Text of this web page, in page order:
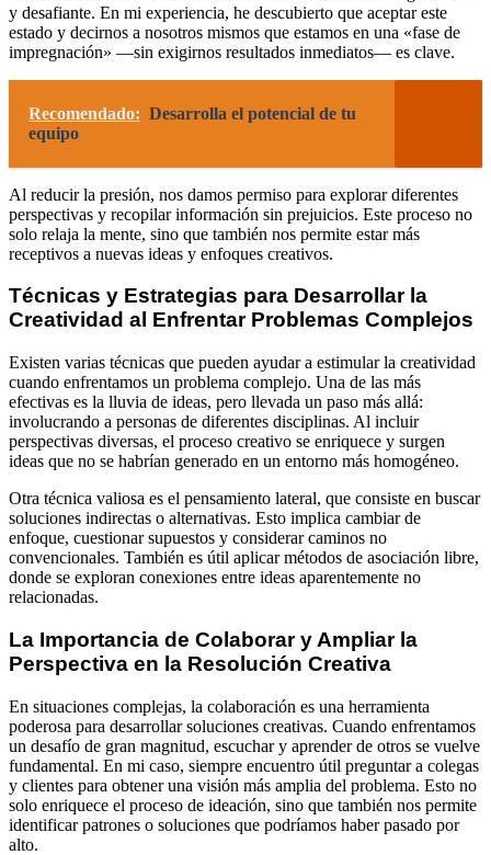
y desafiante. En mi experiencia, he descubierto que aceptar este
estado y decirnos a nosotros mismos que estamos en una «fase de
impregnación» —sin exigirnos resultados inmediatos— es clave.
Recomendado: Desarrolla el potencial de tu
equipo
Al reducir la presión, nos damos permiso para explorar diferentes
perspectivas y recopilar información sin prejuicios. Este proceso no
solo relaja la mente, sino que también nos permite estar más
receptivos a nuevas ideas y enfoques creativos.
Técnicas y Estrategias para Desarrollar la
Creatividad al Enfrentar Problemas Complejos
Existen varias técnicas que pueden ayudar a estimular la creatividad
cuando enfrentamos un problema complejo. Una de las más
efectivas es la lluvia de ideas, pero llevada un paso más allá:
involucrando a personas de diferentes disciplinas. Al incluir
perspectivas diversas, el proceso creativo se enriquece y surgen
ideas que no se habrían generado en un entorno más homogéneo.
Otra técnica valiosa es el pensamiento lateral, que consiste en buscar
soluciones indirectas o alternativas. Esto implica cambiar de
enfoque, cuestionar supuestos y considerar caminos no
convencionales. También es útil aplicar métodos de asociación libre,
donde se exploran conexiones entre ideas aparentemente no
relacionadas.
La Importancia de Colaborar y Ampliar la
Perspectiva en la Resolución Creativa
En situaciones complejas, la colaboración es una herramienta
poderosa para desarrollar soluciones creativas. Cuando enfrentamos
un desafío de gran magnitud, escuchar y aprender de otros se vuelve
fundamental. En mi caso, siempre encuentro útil preguntar a colegas
y clientes para obtener una visión más amplia del problema. Esto no
solo enriquece el proceso de ideación, sino que también nos permite
identificar patrones o soluciones que podríamos haber pasado por
alto.